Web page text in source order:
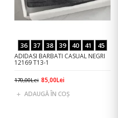
36 37 38 39 40 41 45
ADIDASI BARBATI CASUAL NEGRI
12169 T13-1
170,00Lei 85,00Lei
ADAUGĂ ÎN COŞ